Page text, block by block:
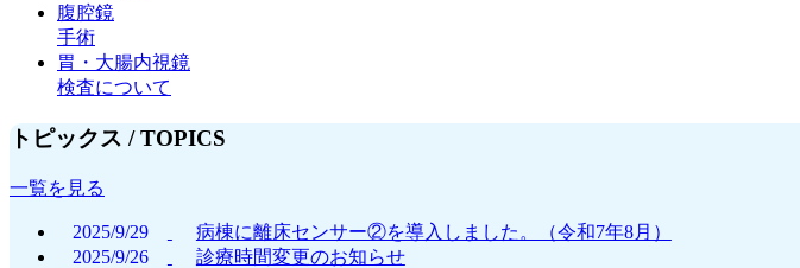
腹腔鏡
手術
胃・大腸内視鏡
検査について
トピックス /TOPICS
一覧を見る
2025/9/29
病棟に離床センサー②を導入しました。（令和7年8月）
2025/9/26
診療時間変更のお知らせ